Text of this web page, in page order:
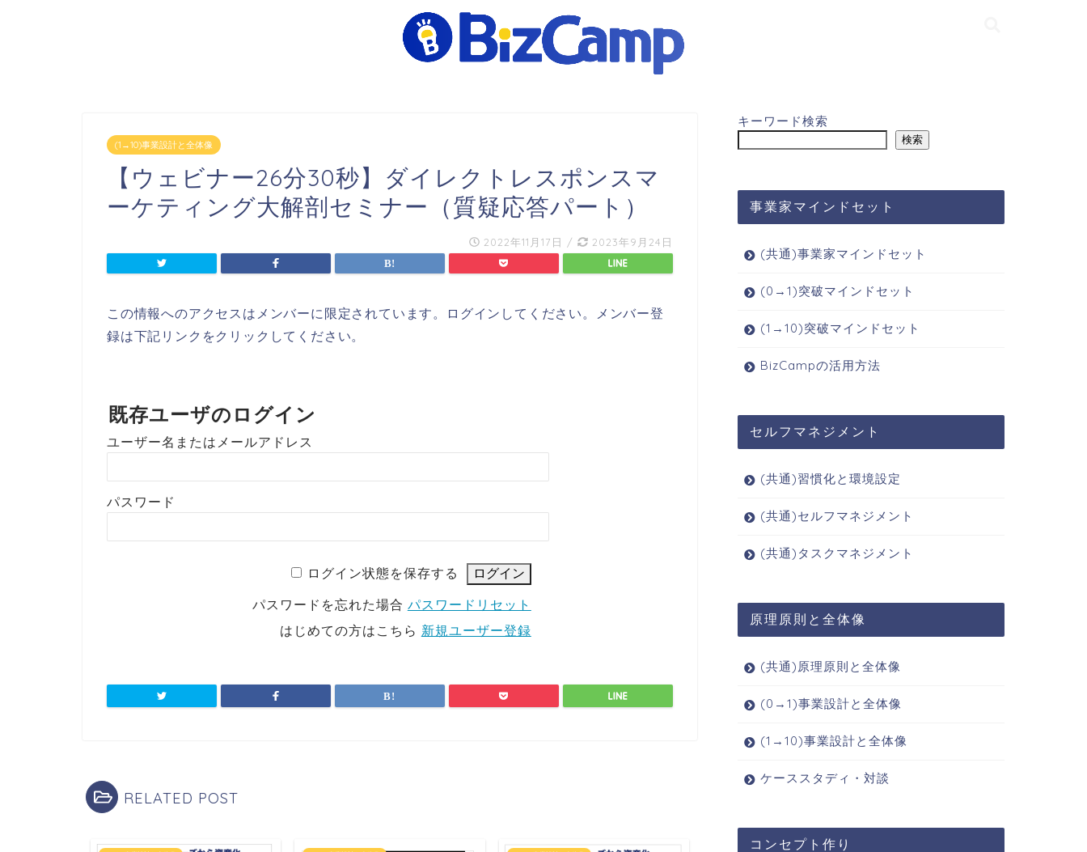
(1→10)事業設計と全体像
【ウェビナー26分30秒】ダイレクトレスポンスマ
ーケティング大解剖セミナー（質疑応答パート）
2022年11月17日 / 2023年9月24日
この情報へのアクセスはメンバーに限定されています。ログインしてください。メンバー登
録は下記リンクをクリックしてください。
既存ユーザのログイン
ユーザー名またはメールアドレス
パスワード
ログイン状態を保存する
パスワードを忘れた場合 パスワードリセット
はじめての方はこちら 新規ユーザー登録
RELATED POST
キーワード検索
検索
事業家マインドセット
(共通)事業家マインドセット
(0→1)突破マインドセット
(1→10)突破マインドセット
BizCampの活用方法
セルフマネジメント
(共通)習慣化と環境設定
(共通)セルフマネジメント
(共通)タスクマネジメント
原理原則と全体像
(共通)原理原則と全体像
(0→1)事業設計と全体像
(1→10)事業設計と全体像
ケーススタディ・対談
コンセプト作り